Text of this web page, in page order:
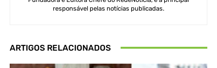
responsável pelas notícias publicadas.
ARTIGOS RELACIONADOS